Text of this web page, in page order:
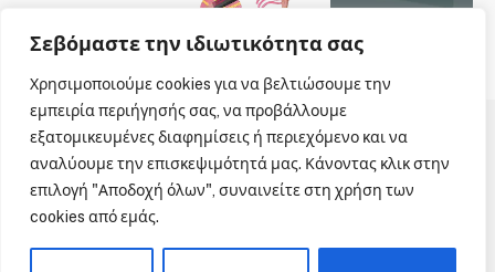
Σεβόμαστε την ιδιωτικότητα σας
Χρησιμοποιούμε cookies για να βελτιώσουμε την
εμπειρία περιήγησής σας, να προβάλλουμε
εξατομικευμένες διαφημίσεις ή περιεχόμενο και να
αναλύουμε την επισκεψιμότητά μας. Κάνοντας κλικ στην
επιλογή "Αποδοχή όλων", συναινείτε στη χρήση των
cookies από εμάς.
© 2026 Dailypharmanews. Designed byDailypharmanews
Αρχική Όροι χρήσης
Πολιτική cookies
Πολιτική απορρήτου